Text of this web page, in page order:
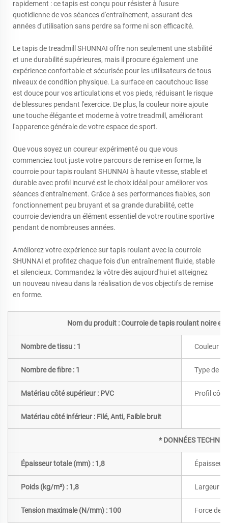
rapidement : ce tapis est conçu pour résister à l'usure
quotidienne de vos séances d'entraînement, assurant des
années d'utilisation sans perdre sa forme ni son efficacité.
Le tapis de treadmill SHUNNAI offre non seulement une stabilité
et une durabilité supérieures, mais il procure également une
expérience confortable et sécurisée pour les utilisateurs de tous
niveaux de condition physique. La surface en caoutchouc lisse
est douce pour vos articulations et vos pieds, réduisant le risque
de blessures pendant l'exercice. De plus, la couleur noire ajoute
une touche élégante et moderne à votre treadmill, améliorant
l'apparence générale de votre espace de sport.
Que vous soyez un coureur expérimenté ou que vous
commenciez tout juste votre parcours de remise en forme, la
courroie pour tapis roulant SHUNNAI à haute vitesse, stable et
durable avec profil incurvé est le choix idéal pour améliorer vos
séances d'entraînement. Grâce à ses performances fiables, son
fonctionnement peu bruyant et sa grande durabilité, cette
courroie deviendra un élément essentiel de votre routine sportive
pendant de nombreuses années.
Améliorez votre expérience sur tapis roulant avec la courroie
SHUNNAI et profitez chaque fois d'un entraînement fluide, stable
et silencieux. Commandez la vôtre dès aujourd'hui et atteignez
un nouveau niveau dans la réalisation de vos objectifs de remise
en forme.
Nom du produit : Courroie de tapis roulant noire
Nombre de tissu : 1 Couleur :
Nombre de fibre : 1 Type de
Matériau côté supérieur : PVC Profil côté
Matériau côté inférieur : Filé, Anti, Faible bruit
* DONNÉES
Épaisseur totale (mm) : 1,8 Épaisseur
Poids (kg/m²) : 1,8 Largeur
Tension maximale (N/mm) : 100 Force de